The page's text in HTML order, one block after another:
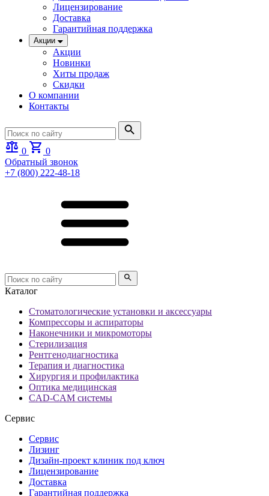
Лицензирование
Доставка
Гарантийная поддержка
Акции
Акции
Новинки
Хиты продаж
Скидки
О компании
Контакты
0
0
Обратный звонок
+7 (800) 222-48-18
Каталог
Стоматологические установки и аксессуары
Компрессоры и аспираторы
Наконечники и микромоторы
Стерилизация
Рентгенодиагностика
Терапия и диагностика
Хирургия и профилактика
Оптика медицинская
CAD-CAM системы
Сервис
Сервис
Лизинг
Дизайн-проект клиник под ключ
Лицензирование
Доставка
Гарантийная поддержка